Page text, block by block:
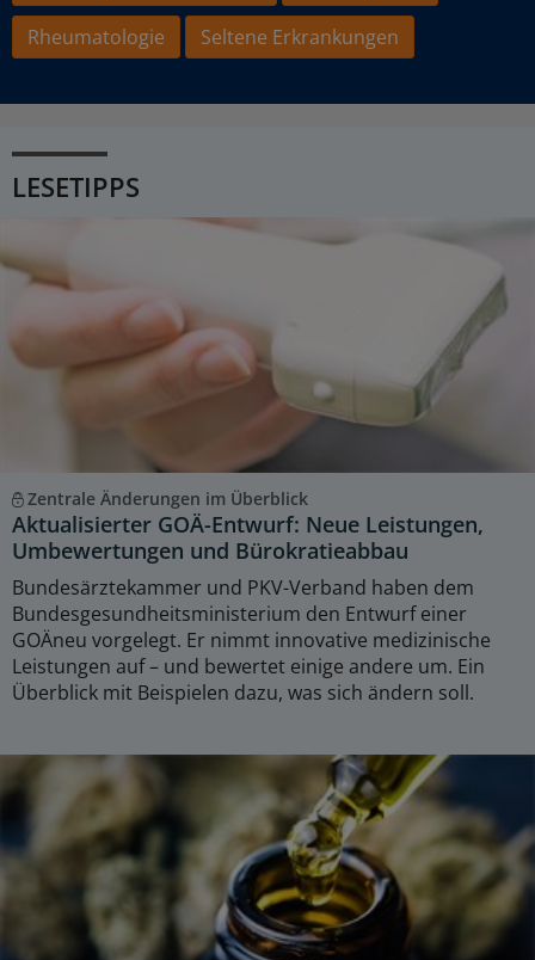
Rheumatologie
Seltene Erkrankungen
LESETIPPS
Zentrale Änderungen im Überblick
Aktualisierter GOÄ-Entwurf: Neue Leistungen,
Umbewertungen und Bürokratieabbau
Bundesärztekammer und PKV-Verband haben dem
Bundesgesundheitsministerium den Entwurf einer
GOÄneu vorgelegt. Er nimmt innovative medizinische
Leistungen auf – und bewertet einige andere um. Ein
Überblick mit Beispielen dazu, was sich ändern soll.